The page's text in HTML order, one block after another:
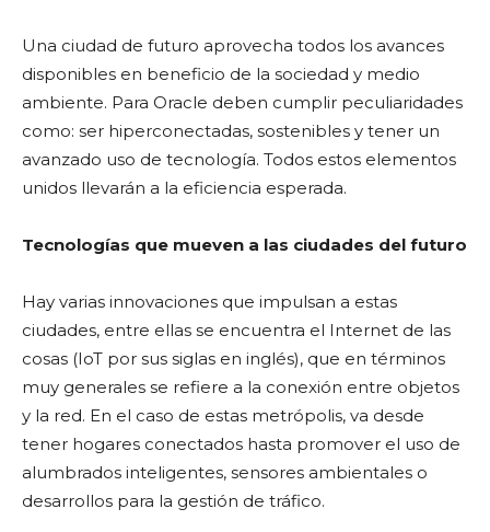
Una ciudad de futuro aprovecha todos los avances
disponibles en beneficio de la sociedad y medio
ambiente. Para Oracle deben cumplir peculiaridades
como: ser hiperconectadas, sostenibles y tener un
avanzado uso de tecnología. Todos estos elementos
unidos llevarán a la eficiencia esperada.
Tecnologías que mueven a las ciudades del futuro
Hay varias innovaciones que impulsan a estas
ciudades, entre ellas se encuentra el Internet de las
cosas (IoT por sus siglas en inglés), que en términos
muy generales se refiere a la conexión entre objetos
y la red. En el caso de estas metrópolis, va desde
tener hogares conectados hasta promover el uso de
alumbrados inteligentes, sensores ambientales o
desarrollos para la gestión de tráfico.